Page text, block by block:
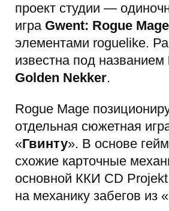
проект студии —
игра Gwent: Rogue Mage
элементами roguelike.
известна под названием
Golden Nekker.
Rogue Mage
отдельная сюжетная
«Гвинту». В основе
схожие карточные
основной ККИ CD
на механику забегов из